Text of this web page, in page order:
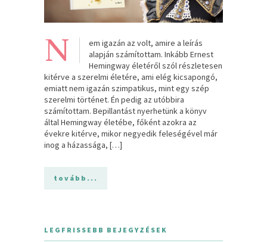
N
em igazán az volt, amire a leírás
alapján számítottam. Inkább Ernest
Hemingway életéről szól részletesen
kitérve a szerelmi életére, ami elég kicsapongó,
emiatt nem igazán szimpatikus, mint egy szép
szerelmi történet. Én pedig az utóbbira
számítottam. Bepillantást nyerhetünk a könyv
által Hemingway életébe, főként azokra az
évekre kitérve, mikor negyedik feleségével már
inog a házassága, […]
tovább...
LEGFRISSEBB BEJEGYZÉSEK